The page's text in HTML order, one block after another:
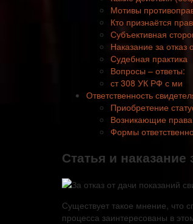
Мотивы
Кто признаётся
Субъективная
Наказание за отказ
Судебная практика
Вопросы – ответы:
ст 308 УК РФ с ми
Ответственность
Приобретение
Возникающие
Формы
Статья и наказание
Существует такое мнение, что
процесса заинтересованы в